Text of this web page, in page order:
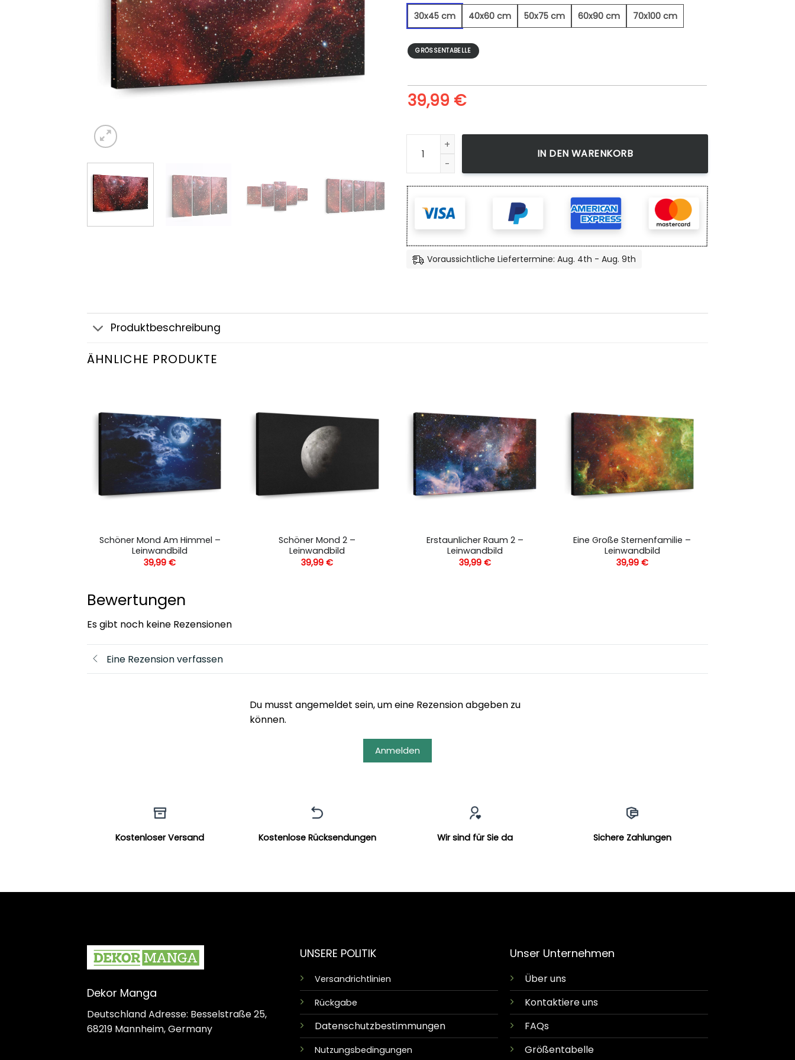
30x45 cm
40x60 cm 50x75 cm 60x90 cm 70x100 cm
GRÖSSENTABELLE
39,99 €
Millionen Von Sternen - Leinwandbild Menge
IN DEN WARENKORB
Voraussichtliche Liefertermine: Aug. 4th - Aug. 9th
Produktbeschreibung
ÄHNLICHE PRODUKTE
Schöner Mond Am Himmel –
Leinwandbild
39,99€
Schöner Mond 2 –
Leinwandbild
39,99€
Erstaunlicher Raum 2 –
Leinwandbild
39,99 €
Eine Große Sternenfamilie –
Leinwandbild
39,99 €
Bewertungen
Es gibt noch keine Rezensionen
Eine Rezension verfassen
Du musst angemeldet sein, um eine Rezension abgeben zu
können.
Anmelden
Kostenloser Versand Kostenlose Rücksendungen Wir sind für Sie da Sichere Zahlungen
Dekor Manga
Deutschland Adresse: Besselstraße 25,
68219 Mannheim, Germany
UNSERE POLITIK
Versandrichtlinien
Rückgabe
Datenschutzbestimmungen
Nutzungsbedingungen
Unser Unternehmen
Über uns
Kontaktiere uns
FAQs
Größentabelle